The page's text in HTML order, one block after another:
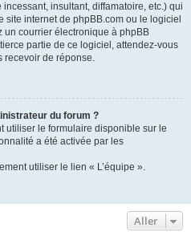
insultant, diffamatoire, etc.) qui
internet de phpBB.com ou le logiciel
un courrier électronique à phpBB
partie de ce logiciel, attendez-vous
recevoir de réponse.
du forum ?
utiliser le formulaire disponible sur le
a été activée par les
utiliser le lien « L’équipe ».
Aller